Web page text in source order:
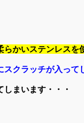
らかいステンレスを
スクラッチが入って
しまいます・・・